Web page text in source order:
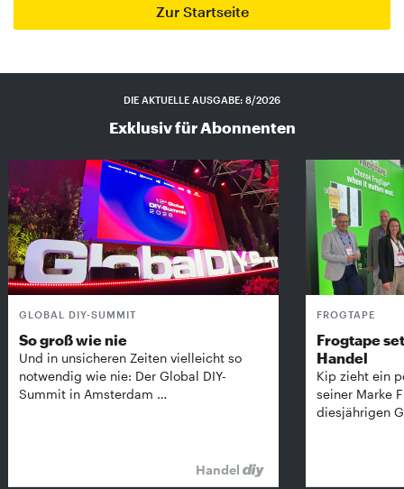
Zur Startseite
DIE AKTUELLE AUSGABE: 8/2026
Exklusiv für Abonnenten
GLOBAL DIY-SUMMIT
So groß wie nie
Und in unsicheren Zeiten vielleicht so
notwendig wie nie: Der Global DIY-
Summit in Amsterdam …
Handel
FROGTAPE
Frogtape
Handel
Kip zieht ein
seiner Marke
diesjährigen